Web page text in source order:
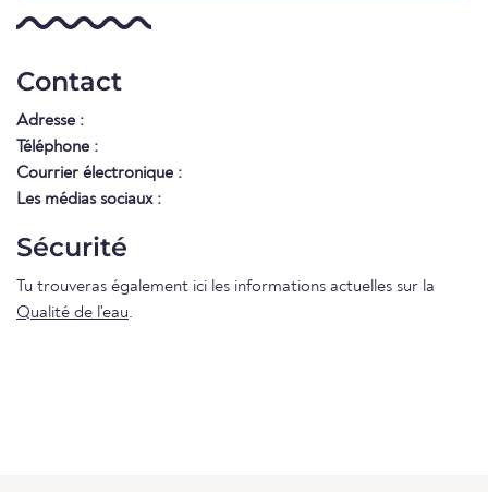
Contact
Adresse :
Téléphone :
Courrier électronique :
Les médias sociaux :
Sécurité
Tu trouveras également ici les informations actuelles sur la
Qualité de l'eau.